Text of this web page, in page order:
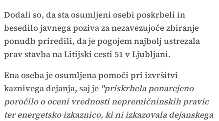
Dodali so, da sta osumljeni osebi poskrbeli in
besedilo javnega poziva za nezavezujoče zbiranje
ponudb priredili, da je pogojem najbolj ustrezala
prav stavba na Litijski cesti 51 v Ljubljani.
Ena oseba je osumljena pomoči pri izvršitvi
kaznivega dejanja, saj je "priskrbela ponarejeno
poročilo o oceni vrednosti nepremičninskih pravic
ter energetsko izkaznico, ki ni izkazovala dejanskega